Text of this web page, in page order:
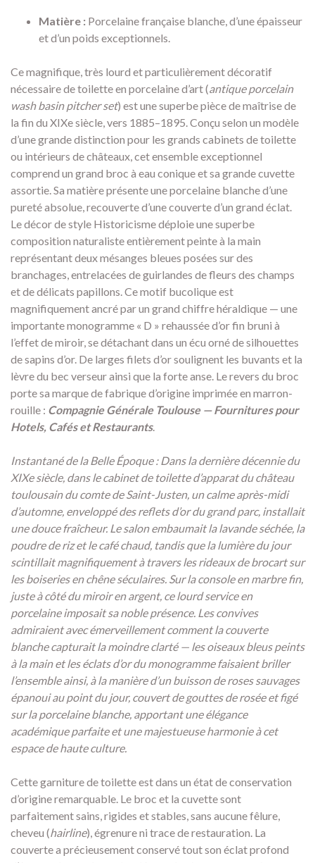
Matière : Porcelaine française blanche,d’une épaisseur
et d’un poids exceptionnels.
Ce magnifique,très lourd et particulièrement décoratif
nécessaire de toilette en porcelaine d’art (antique porcelain
wash basin pitcher set) est une superbe pièce de maîtrise de
la fin du XIXe siècle,vers 1885–1895.Conçu selon un modèle
d’une grande distinction pour les grands cabinets de toilette
ou intérieurs de châteaux,cet ensemble exceptionnel
comprend un grand broc à eau conique et sa grande cuvette
assortie.Sa matière présente une porcelaine blanche d’une
pureté absolue,recouverte d’une couverte d’un grand éclat.
Le décor de style Historicisme déploie une superbe
composition naturaliste entièrement peinte à la main
représentant deux mésanges bleues posées sur des
branchages,entrelacées de guirlandes de fleurs des champs
et de délicats papillons.Ce motif bucolique est
magnifiquement ancré par un grand chiffre héraldique — une
importante monogramme « D » rehaussée d’or fin bruni à
l’effet de miroir,se détachant dans un écu orné de silhouettes
de sapins d’or. De larges filets d’or soulignent les buvants et la
lèvre du bec verseur ainsi que la forte anse. Le revers du broc
porte sa marque de fabrique d’origine imprimée en marron-
rouille : Compagnie Générale Toulouse — Fournitures pour
Hotels, Cafés et Restaurants.
Instantané de la Belle Époque : Dans la dernière décennie du
XIXe siècle, dans le cabinet de toilette d’apparat du château
toulousain du comte de Saint-Justen, un calme après-midi
d’automne, enveloppé des reflets d’or du grand parc, installait
une douce fraîcheur. Le salon embaumait la lavande séchée, la
poudre de riz et le café chaud, tandis que la lumière du jour
scintillait magnifiquement à travers les rideaux de brocart sur
les boiseries en chêne séculaires. Sur la console en marbre fin,
juste à côté du miroir en argent, ce lourd service en
porcelaine imposait sa noble présence. Les convives
admiraient avec émerveillement comment la couverte
blanche capturait la moindre clarté — les oiseaux bleus peints
à la main et les éclats d’or du monogramme faisaient briller
l’ensemble ainsi, à la manière d’un buisson de roses sauvages
épanoui au point du jour, couvert de gouttes de rosée et figé
sur la porcelaine blanche, apportant une élégance
académique parfaite et une majestueuse harmonie à cet
espace de haute culture.
Cette garniture de toilette est dans un état de conservation
d’origine remarquable. Le broc et la cuvette sont
parfaitement sains,rigides et stables,sans aucune fêlure,
cheveu (hairline),égrenure ni trace de restauration. La
couverte a précieusement conservé tout son éclat profond